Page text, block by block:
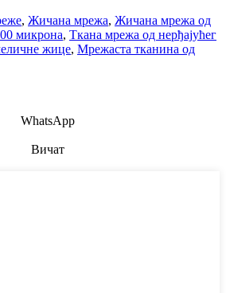
, Жичана мрежа, Жичана мрежа од
микрона, Ткана мрежа од нерђајућег
жице, Мрежаста тканина од
WhatsApp
Вичат